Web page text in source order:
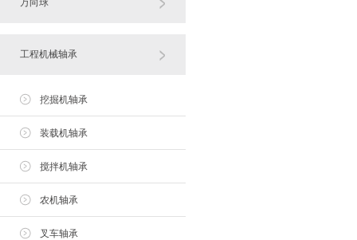
工程机械轴承
挖掘机轴承
装载机轴承
搅拌机轴承
农机轴承
叉车轴承